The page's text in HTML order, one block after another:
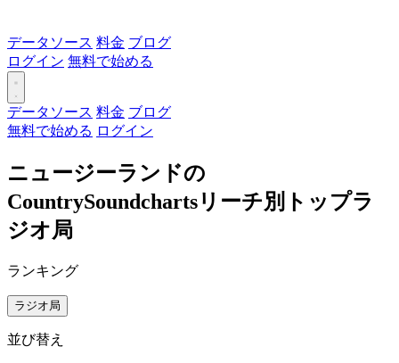
データソース 料金 ブログ
ログイン 無料で始める
データソース 料金 ブログ
無料で始める ログイン
ニュージーランドの
CountrySoundchartsリーチ別トップラ
ジオ局
ランキング
ラジオ局
並び替え